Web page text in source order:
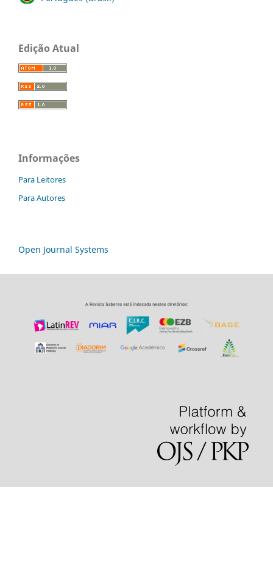
Edição Atual
Informações
Para Leitores
Para Autores
Open Journal Systems